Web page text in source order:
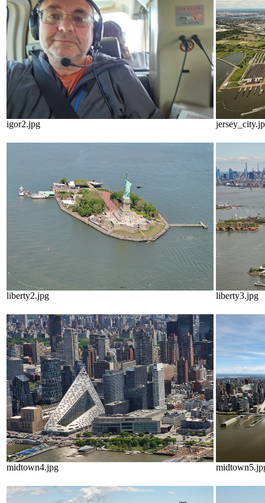
igor2.jpg
liberty2.jpg liberty3.jpg
midtown4.jpg